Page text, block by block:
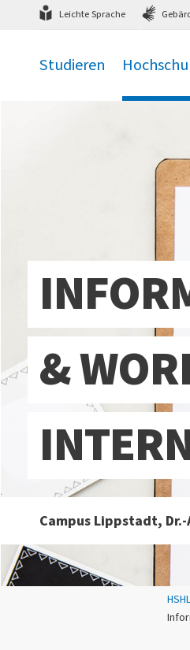
zum Hauptmenü zum
Leichte Sprache
Studieren
Sie
HSHL
&
Campus Lippstadt,